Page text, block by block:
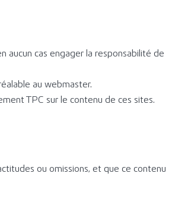
cas engager la responsabilité de
au webmaster.
TPC sur le contenu de ces sites.
ou omissions, et que ce contenu